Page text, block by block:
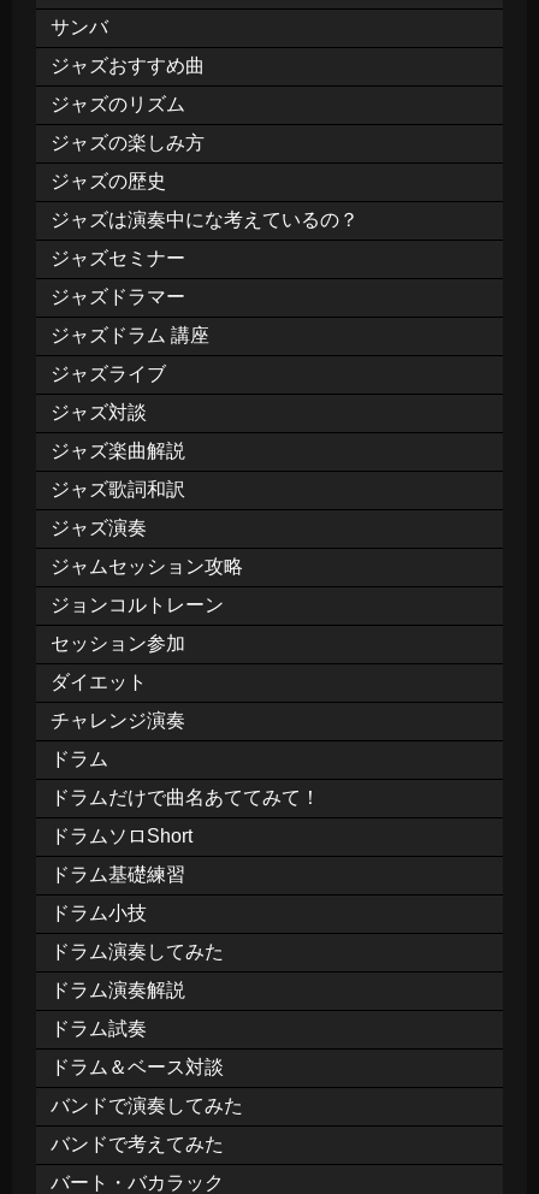
サンバ
ジャズおすすめ曲
ジャズのリズム
ジャズの楽しみ方
ジャズの歴史
ジャズは演奏中にな考えているの？
ジャズセミナー
ジャズドラマー
ジャズドラム 講座
ジャズライブ
ジャズ対談
ジャズ楽曲解説
ジャズ歌詞和訳
ジャズ演奏
ジャムセッション攻略
ジョンコルトレーン
セッション参加
ダイエット
チャレンジ演奏
ドラム
ドラムだけで曲名あててみて！
ドラムソロShort
ドラム基礎練習
ドラム小技
ドラム演奏してみた
ドラム演奏解説
ドラム試奏
ドラム＆ベース対談
バンドで演奏してみた
バンドで考えてみた
バート・バカラック